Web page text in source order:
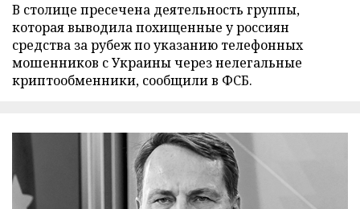
В столице пресечена деятельность группы,
которая выводила похищенные у россиян
средства за рубеж по указанию телефонных
мошенников с Украины через нелегальные
криптообменники, сообщили в ФСБ.